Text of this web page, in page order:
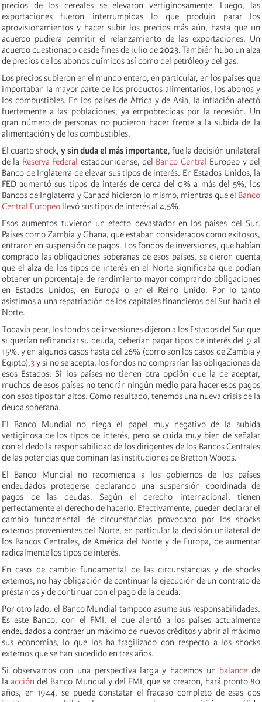
precios de los cereales se elevaron vertiginosamente. Luego, las
exportaciones fueron interrumpidas lo que produjo parar los
aprovisionamientos y hacer subir los precios más aún, hasta que un
acuerdo pudiera permitir el relanzamiento de las exportaciones. Un
acuerdo cuestionado desde fines de julio de 2023. También hubo un alza
de precios de los abonos químicos así como del petróleo y del gas.
Los precios subieron en el mundo entero, en particular, en los países que
importaban la mayor parte de los productos alimentarios, los abonos y
los combustibles. En los países de África y de Asia, la inflación afectó
fuertemente a las poblaciones, ya empobrecidas por la recesión. Un
gran número de personas no pudieron hacer frente a la subida de la
alimentación y de los combustibles.
El cuarto shock, y sin duda el más importante, fue la decisión unilateral
de la Reserva Federal estadounidense, del Banco Central Europeo y del
Banco de Inglaterra de elevar sus tipos de interés. En Estados Unidos, la
FED aumentó sus tipos de interés de cerca del 0% a más del 5%, los
Bancos de Inglaterra y Canadá hicieron lo mismo, mientras que el Banco
Central Europeo llevó sus tipos de interés al 4,5%.
Esos aumentos tuvieron un efecto devastador en los países del Sur.
Países como Zambia y Ghana, que estaban considerados como exitosos,
entraron en suspensión de pagos. Los fondos de inversiones, que habían
comprado las obligaciones soberanas de esos países, se dieron cuenta
que el alza de los tipos de interés en el Norte significaba que podían
obtener un porcentaje de rendimiento mayor comprando obligaciones
en Estados Unidos, en Europa o en el Reino Unido. Por lo tanto
asistimos a una repatriación de los capitales financieros del Sur hacia el
Norte.
Todavía peor, los fondos de inversiones dijeron a los Estados del Sur que
si querían refinanciar su deuda, deberían pagar tipos de interés del 9 al
15%, y en algunos casos hasta del 26% (como son los casos de Zambia y
Egipto),3y si no se acepta, los fondos no comprarían las obligaciones de
esos Estados. Si los países no tienen otra opción que la de aceptar,
muchos de esos países no tendrán ningún medio para hacer esos pagos
con esos tipos tan altos. Como resultado, tenemos una nueva crisis de la
deuda soberana.
El Banco Mundial no niega el papel muy negativo de la subida
vertiginosa de los tipos de interés, pero se cuida muy bien de señalar
con el dedo la responsabilidad de los dirigentes de los Bancos Centrales
de las potencias que dominan las instituciones de Bretton Woods.
El Banco Mundial no recomienda a los gobiernos de los países
endeudados protegerse declarando una suspensión coordinada de
pagos de las deudas. Según el derecho internacional, tienen
perfectamente el derecho de hacerlo. Efectivamente, pueden declarar el
cambio fundamental de circunstancias provocado por los shocks
externos provenientes del Norte, en particular la decisión unilateral de
los Bancos Centrales, de América del Norte y de Europa, de aumentar
radicalmente los tipos de interés.
En caso de cambio fundamental de las circunstancias y de shocks
externos, no hay obligación de continuar la ejecución de un contrato de
préstamos y de continuar con el pago de la deuda.
Por otro lado, el Banco Mundial tampoco asume sus responsabilidades.
Es este Banco, con el FMI, el que alentó a los países actualmente
endeudados a contraer un máximo de nuevos créditos y abrir al máximo
sus economías, lo que los ha fragilizado con respecto a los shocks
externos que se han sucedido en tres años.
Si observamos con una perspectiva larga y hacemos un balance de
laacción del Banco Mundial y del FMI, que se crearon, hará pronto 80
años, en 1944, se puede constatar el fracaso completo de esas dos